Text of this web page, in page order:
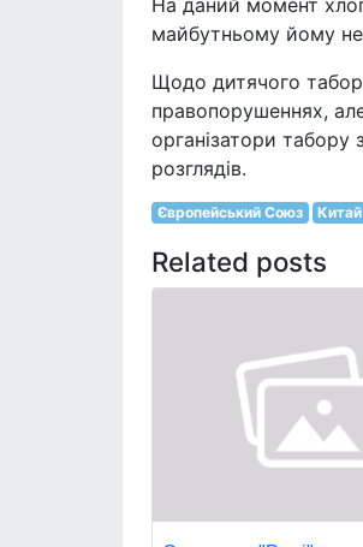
На даний момент
майбутньому йому
Щодо дитячого
правопорушеннях,
організатори
розглядів.
Європейський Союз Китай
Related posts